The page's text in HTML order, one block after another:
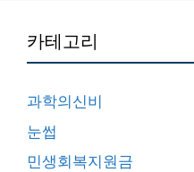
카테고리
과학의신비
눈썹
민생회복지원금